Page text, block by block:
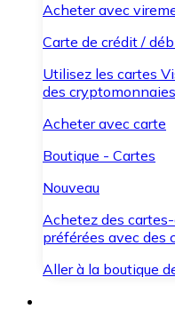
Acheter avec
Carte de crédit /
Utilisez les cartes
des
Acheter avec carte
Boutique - Cartes
Nouveau
Achetez des
préférées avec des
Aller à la boutique